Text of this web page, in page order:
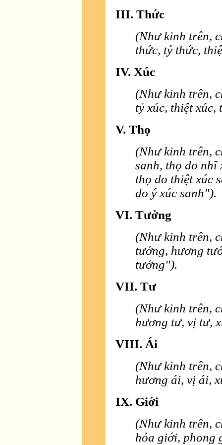
III. Thức
(Như kinh trên,
thức, tỷ thức,
IV. Xúc
(Như kinh trên,
tỷ xúc, thiệt xúc,
V. Thọ
(Như kinh trên,
sanh, thọ do nhĩ
thọ do thiệt xúc
do ý xúc sanh").
VI. Tưởng
(Như kinh trên,
tưởng, hương
tưởng").
VII. Tư
(Như kinh trên,
hương tư, vị tư,
VIII. Ái
(Như kinh trên,
hương ái, vị ái,
IX. Giới
(Như kinh trên,
hỏa giới, phong